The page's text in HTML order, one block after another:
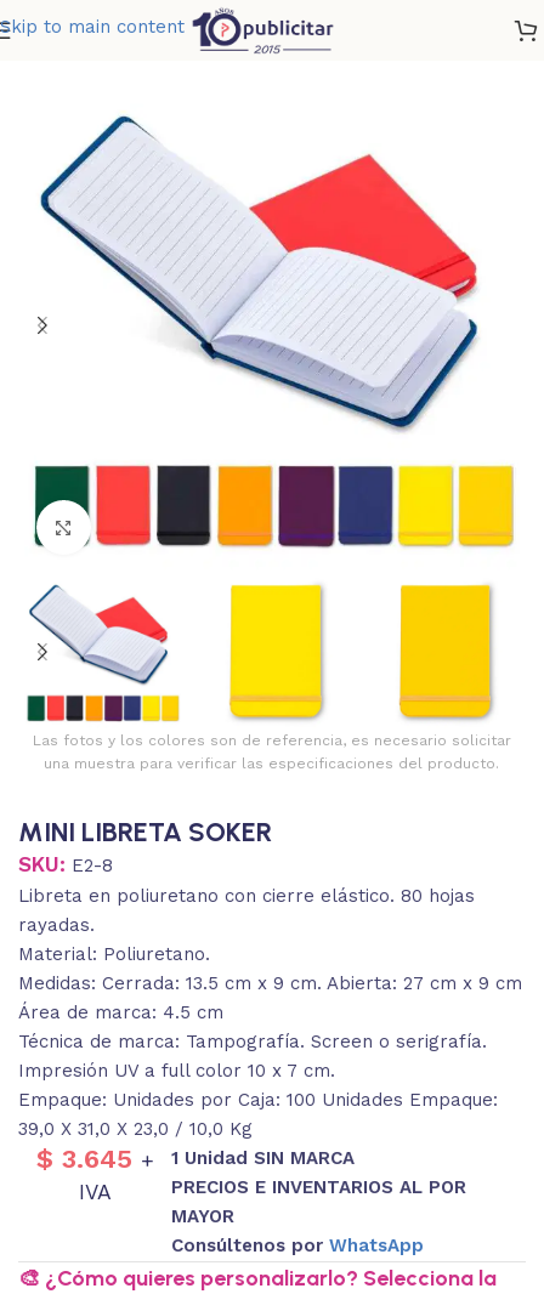
Skip to main content
MINI LIBRETA SOKER
Clic para ampliar
Las fotos y los colores son de referencia, es necesario solicitar
una muestra para verificar las especificaciones del producto.
MINI LIBRETA SOKER
SKU: E2-8
Libreta en poliuretano con cierre elástico. 80 hojas
rayadas.
Material: Poliuretano.
Medidas: Cerrada: 13.5 cm x 9 cm. Abierta: 27 cm x 9 cm
Área de marca: 4.5 cm
Técnica de marca: Tampografía. Screen o serigrafía.
Impresión UV a full color 10 x 7 cm.
Empaque: Unidades por Caja: 100 Unidades Empaque:
39,0 X 31,0 X 23,0 / 10,0 Kg
$ 3.645 +
IVA
1 Unidad SIN MARCA
PRECIOS E INVENTARIOS AL POR
MAYOR
Consúltenos porWhatsApp
🎨 ¿Cómo quieres personalizarlo? Selecciona la